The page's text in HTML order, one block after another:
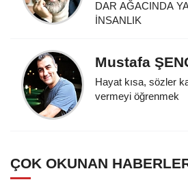
DAR AĞACINDA
İNSANLIK
Mustafa
Hayat kısa, sözler
vermeyi öğrenmek
ÇOK OKUNAN